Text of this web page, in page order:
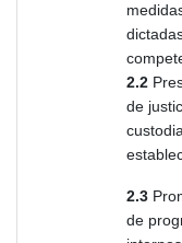
2.2
de
2.3
de